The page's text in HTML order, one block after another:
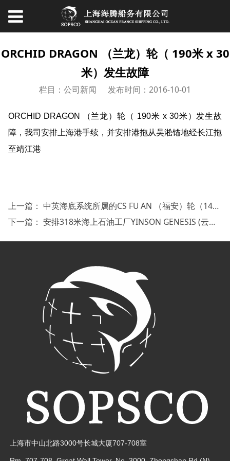
ORCHID DRAGON （兰龙）轮（ 190米 x 30
米）发生故障
栏目：公司新闻 发布时间：2016-10-01
ORCHID DRAGON （兰龙）轮（ 190米 x 30米）发生故
障，我司安排上海港手续，并安排港拖从吴淞锚地经长江拖
至靖江港
上一篇： 中英海底系统所属的CS FU AN （福安）轮（141米 x 19米 x吃水5.6米）在长江口发生故障
下一篇： 安排318米海上石油工厂YINSON GENESIS (云升吉纳斯)
上海市中山北路3000号长城大厦707-708室